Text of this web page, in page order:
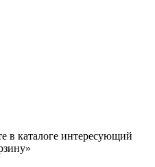
в каталоге интересующий